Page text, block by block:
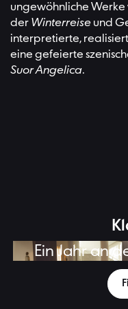
Karajan-Akademie der
Ein Jahr an
ungewöhnliche
der Winterreise und
interpretierte,
eine gefeierte
Suor Angelica.